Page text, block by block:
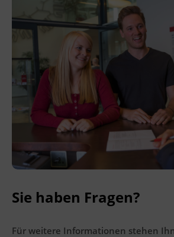
Sie haben Fragen?
Für weitere Informationen stehen